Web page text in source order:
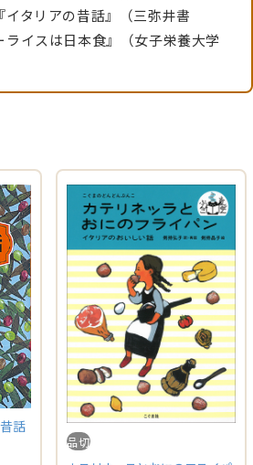
タリアの昔話』（三弥井書
イスは日本食』（女子栄養大学
話
品切